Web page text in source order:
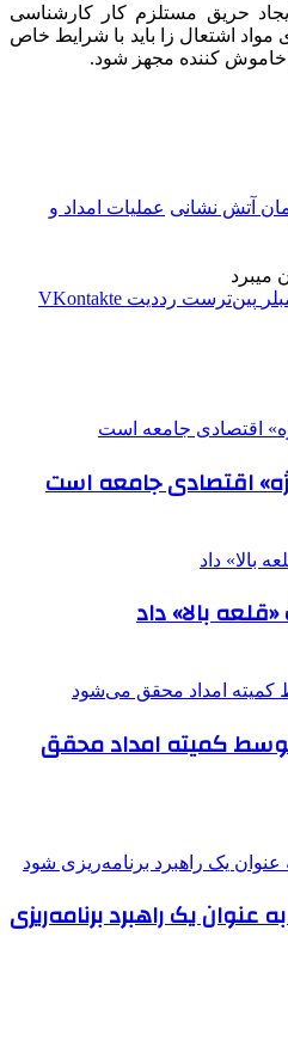
حریق مستلزم کار کارشناسی
مواد اشتعال زا
باید با شرایط خاص
خاموش کننده مجهز شود.
آتش نشانی عملیات امداد و
‫پین‌ترست ‫رددیت ‫VKontakte
اقتصادی جامعه است
بالا» داد
کمیته امداد محقق
عنوان یک راهبرد برنامه‌ریزی